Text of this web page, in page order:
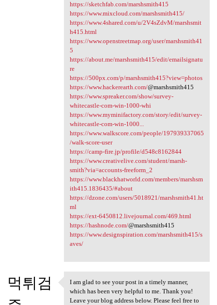
https://sketchfab.com/marshsmith415
https://www.mixcloud.com/marshsmith415/
https://www.4shared.com/u/2V4sZdvM/marshsmit
h415.html
https://www.openstreetmap.org/user/marshsmith41
5
https://about.me/marshsmith415/edit/emailsignatu
re
https://500px.com/p/marshsmith415?view=photos
https://www.hackerearth.com/@marshsmith415
https://www.spreaker.com/show/survey-
whitecastle-com-win-1000-whi
https://www.myminifactory.com/story/edit/survey-
whitecastle-com-win-1000...
https://www.walkscore.com/people/197939337065
/walk-score-user
https://camp-fire.jp/profile/d548c8162844
https://www.creativelive.com/student/marsh-
smith?via=accounts-freeform_2
https://www.blackhatworld.com/members/marshsm
ith415.1836435/#about
https://dzone.com/users/5018921/marshsmith41.ht
ml
https://ext-6450812.livejournal.com/469.html
https://hashnode.com/@marshsmith415
https://www.designspiration.com/marshsmith415/s
aves/
먹튀검
I am glad to see your post in
I am glad to see your post in a timely manner,
which has been very helpful to me. Thank you!
Leave your blog address below. Please feel free to